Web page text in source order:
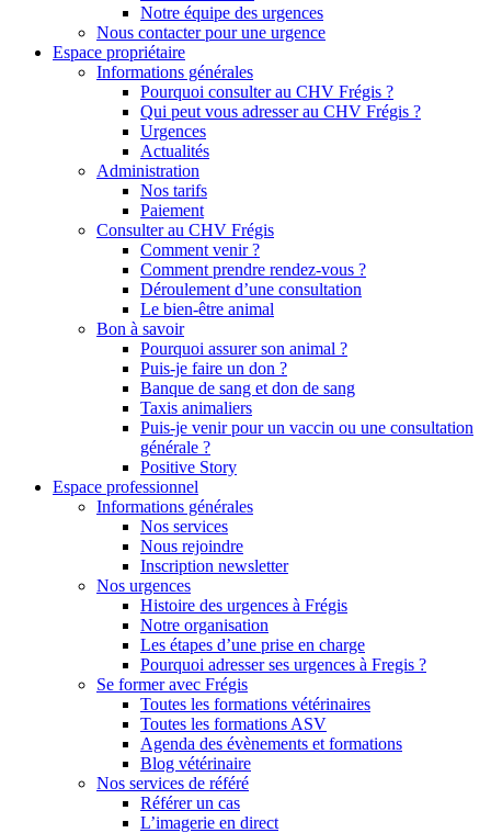
Notre équipe des urgences
Nous contacter pour une urgence
Espace propriétaire
Informations générales
Pourquoi consulter au CHV Frégis ?
Qui peut vous adresser au CHV Frégis ?
Urgences
Actualités
Administration
Nos tarifs
Paiement
Consulter au CHV Frégis
Comment venir ?
Comment prendre rendez-vous ?
Déroulement d’une consultation
Le bien-être animal
Bon à savoir
Pourquoi assurer son animal ?
Puis-je faire un don ?
Banque de sang et don de sang
Taxis animaliers
Puis-je venir pour un vaccin ou une consultation
générale ?
Positive Story
Espace professionnel
Informations générales
Nos services
Nous rejoindre
Inscription newsletter
Nos urgences
Histoire des urgences à Frégis
Notre organisation
Les étapes d’une prise en charge
Pourquoi adresser ses urgences à Fregis ?
Se former avec Frégis
Toutes les formations vétérinaires
Toutes les formations ASV
Agenda des évènements et formations
Blog vétérinaire
Nos services de référé
Référer un cas
L’imagerie en direct